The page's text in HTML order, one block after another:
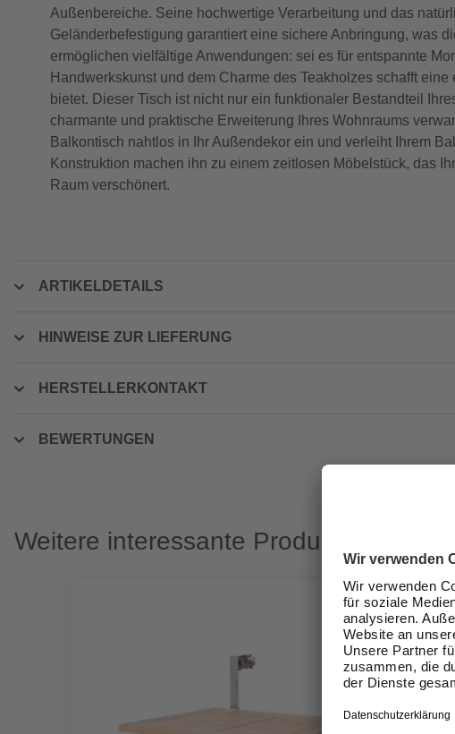
Außenbereiche. Seine hochwertige Verarbeitung und das
Geländerbefestigung garantiert eine sichere Anbringung, was
ermöglichen vielfältige Anwendungen: sei es für entspannte
Handwerkskunst und dem Charme des Teakholzes schafft
bietet. Dieser Tisch ist nicht nur ein funktionaler Bestandteil
charmante und praktische Erweiterung Ihres Wohnraums
Balkontisch nahtlos in Ihr Außendekor ein und verleiht Ihrem
Konstruktion machen ihn zu einem zeitlosen Möbelstück, das
Raum verschönert.
ARTIKELDETAILS
HINWEISE ZUR LIEFERUNG
HERSTELLERKONTAKT
BEWERTUNGEN
Weitere interessante Produkte